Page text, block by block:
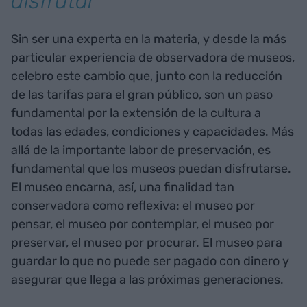
Sin ser una experta en la materia, y desde la más
particular experiencia de observadora de museos,
celebro este cambio que, junto con la reducción
de las tarifas para el gran público, son un paso
fundamental por la extensión de la cultura a
todas las edades, condiciones y capacidades. Más
allá de la importante labor de preservación, es
fundamental que los museos puedan disfrutarse.
El museo encarna, así, una finalidad tan
conservadora como reflexiva: el museo por
pensar, el museo por contemplar, el museo por
preservar, el museo por procurar. El museo para
guardar lo que no puede ser pagado con dinero y
asegurar que llega a las próximas generaciones.